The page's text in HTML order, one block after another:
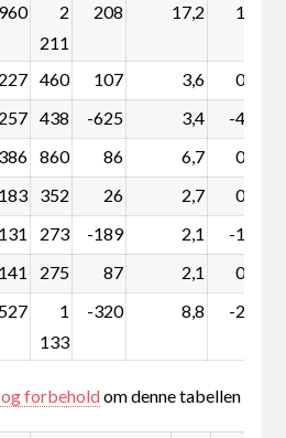
960
2
211
208 17,2 1,4
227 460 107 3,6 0,8
257 438 -625 3,4 -4,9
386 860 86 6,7 0,6
183 352 26 2,7 0,2
131 273 -189 2,1 -1,5
141 275 87 2,1 0,7
527
1
133
-320 8,8 -2,6
forbeholdom denne tabellen